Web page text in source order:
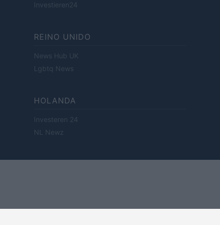
Investieren24
REINO UNIDO
News Hub UK
Lgbtq News
HOLANDA
Investeren 24
NL Newz